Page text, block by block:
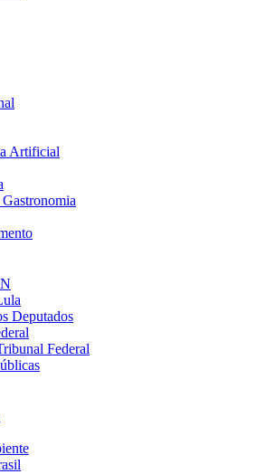
Artificial
Deputados
Federal